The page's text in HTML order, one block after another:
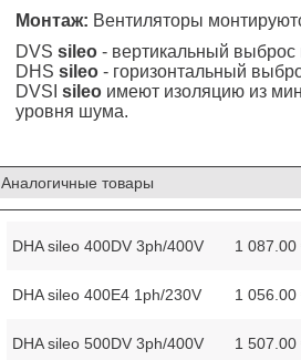
Монтаж: Вентиляторы
DVS sileo- вертикальный выброс
DHS sileo- горизонтальный
DVSI sileoимеют изоляцию из
уровня шума.
Аналогичные товары
DHA sileo 400DV 3ph/400V 1 087.00
DHA sileo 400E4 1ph/230V 1 056.00
DHA sileo 500DV 3ph/400V 1 507.00